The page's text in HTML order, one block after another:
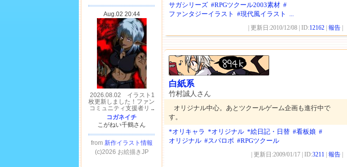
サガシリーズ #RPGツクール2003素材 #
ファンタジーイラスト #現代風イラスト ...
| 更新日:2010/12/08 | ID:12162 報告
白紙系
竹村誠人さん
オリジナル中心。あとツクールゲーム企画も進行中で
す。
*オリキャラ *オリジナル *絵日記・日替 #看板娘 #
オリジナル #スパロボ #RPGツクール
| 更新日:2009/01/17 | ID:3211 報告